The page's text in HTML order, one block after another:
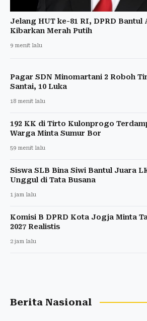
Jelang HUT ke-81 RI, DPRD Bantul
Kibarkan Merah Putih
9 menit lalu
Pagar SDN Minomartani 2 Roboh
Santai, 10 Luka
18 menit lalu
192 KK di Tirto Kulonprogo
Warga Minta Sumur Bor
59 menit lalu
Siswa SLB Bina Siwi Bantul Juara
Unggul di Tata Busana
1 jam lalu
Komisi B DPRD Kota Jogja Minta
2027 Realistis
2 jam lalu
Berita Nasional